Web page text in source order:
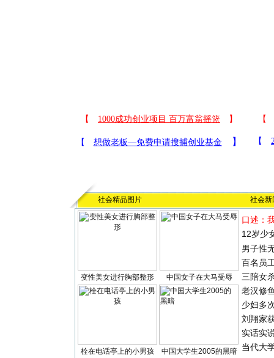
社会精品图片 社会新
变性美女进行胸部整形 中国女子在大马受辱
栓在电话亭上的小男孩 中国大学生2005的黑暗
口述：
12岁少
男子性
百名员
三陪女
老汉修
少妇多
刘翔家
实话实
当代大